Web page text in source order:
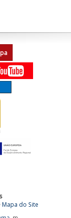
Mapa do Site